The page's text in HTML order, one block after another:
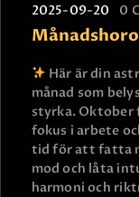
JOBBA
FAQ
2025-09-20 0
Här är din
månad som
styrka. Oktober
fokus i arbete
tid för att fatta
mod och låta
harmoni och